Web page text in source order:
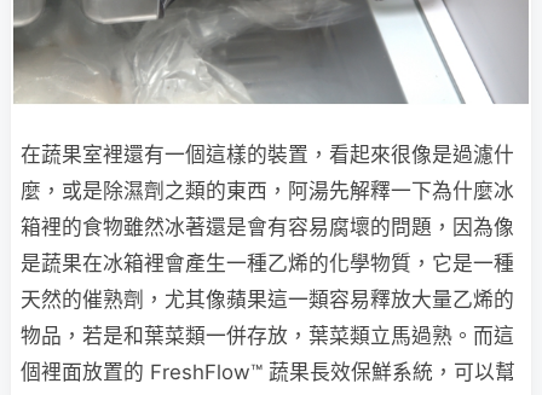
在蔬果室裡還有一個這樣的裝置，看起來很像是過濾什
麼，或是除濕劑之類的東西，阿湯先解釋一下為什麼冰
箱裡的食物雖然冰著還是會有容易腐壞的問題，因為像
是蔬果在冰箱裡會產生一種乙烯的化學物質，它是一種
天然的催熟劑，尤其像蘋果這一類容易釋放大量乙烯的
物品，若是和葉菜類一併存放，葉菜類立馬過熟。而這
個裡面放置的 FreshFlow™ 蔬果長效保鮮系統，可以幫